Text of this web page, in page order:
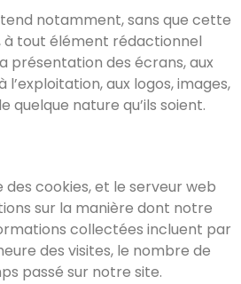
notamment, sans que cette
à tout élément rédactionnel
présentation des écrans, aux
l’exploitation, aux logos, images,
quelque nature qu’ils soient.
cookies, et le serveur web
sur la manière dont notre
collectées incluent par
des visites, le nombre de
passé sur notre site.